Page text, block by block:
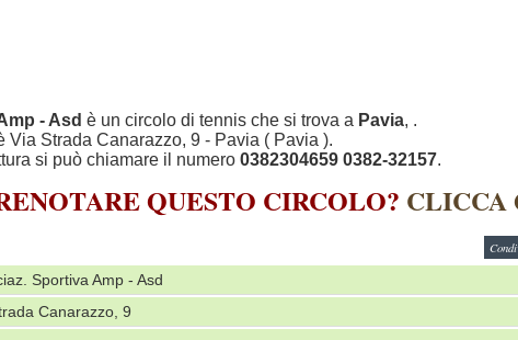
- Asd è un circolo di tennis che si trova a Pavia, .
Via Strada Canarazzo, 9 - Pavia ( Pavia ).
si può chiamare il numero 0382304659 0382-32157.
QUESTO CIRCOLO? CLICCA
Sportiva Amp - Asd
Canarazzo, 9